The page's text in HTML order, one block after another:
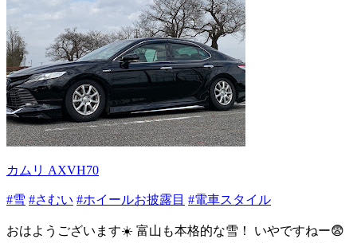
カムリ AXVH70
#雪 #さむい #ホイールお披露目 #電車スタイル
おはようございます☀️ 富山も本格的な雪！ いやですねー😨